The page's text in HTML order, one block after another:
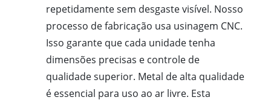
repetidamente sem desgaste visível. Nosso
processo de fabricação usa usinagem CNC.
Isso garante que cada unidade tenha
dimensões precisas e controle de
qualidade superior. Metal de alta qualidade
é essencial para uso ao ar livre. Esta